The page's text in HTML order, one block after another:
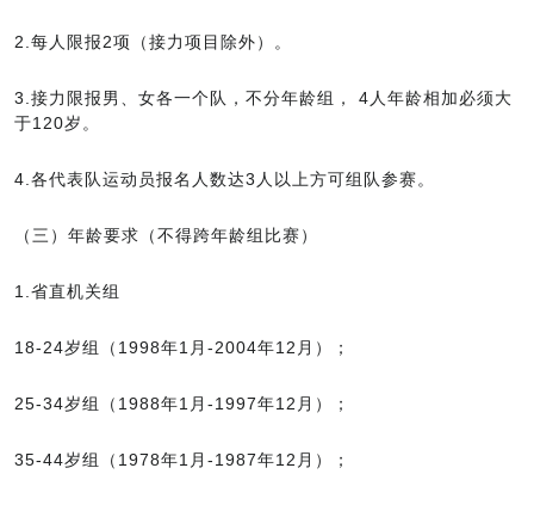
2.每人限报2项（接力项目除外）。
3.接力限报男、女各一个队，不分年龄组， 4人年龄相加必须大
于120岁。
4.各代表队运动员报名人数达3人以上方可组队参赛。
（三）年龄要求（不得跨年龄组比赛）
1.省直机关组
18-24岁组（1998年1月-2004年12月）；
25-34岁组（1988年1月-1997年12月）；
35-44岁组（1978年1月-1987年12月）；